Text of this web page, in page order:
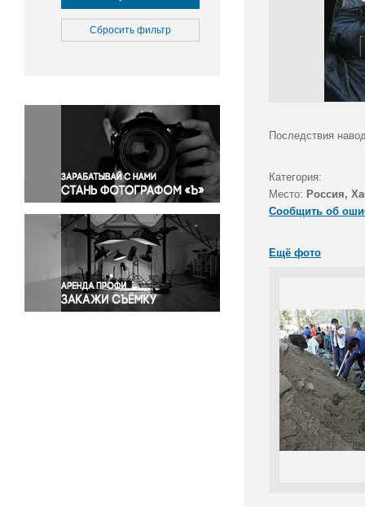
Культура
Медицина
Окружающая среда
Политика
Правосудие
Происшествия и конфликты
Религия
Светская жизнь
Спорт
Экология
Экономика и бизнес
Сбросить фильтр
Последствия
Категория:
Место: Россия,
Сообщить об
Ещё фото